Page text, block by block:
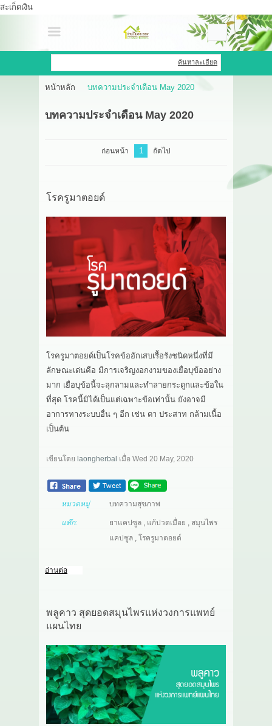
สะเก็ดเงิน
เข้าสู่ระบบ สมัครสมาชิก
สินค้าที่สนใจ( 0 )
หน้าหลัก
HERBBRIGHT WELLNESS
GREEN HOUSE
เกี่ยวกับเรา
ค้นหาละเอียด
หน้าหลัก บทความประจำเดือน May 2020
บทความประจำเดือน May 2020
ก่อนหน้า 1 ถัดไป
โรครูมาตอยด์
โรครูมาตอยด์เป็นโรคข้ออักเสบเรื้อรังชนิดหนึ่งที่มี
ลักษณะเด่นคือ มีการเจริญงอกงามของเยื่อบุข้ออย่าง
มาก เยื่อบุข้อนี้จะลุกลามและทำลายกระดูกและข้อใน
ที่สุด โรคนี้มิได้เป็นแต่เฉพาะข้อเท่านั้น ยังอาจมี
อาการทางระบบอื่น ๆ อีก เช่น ตา ประสาท กล้ามเนื้อ
เป็นต้น
เขียนโดย laongherbal เมื่อ Wed 20 May, 2020
หมวดหมู่ บทความสุขภาพ
แท๊ก: ยาแคปซูล, แก้ปวดเมื่อย , สมุนไพร
แคปซูล, โรครูมาตอยด์
อ่านต่อ
พลูคาว สุดยอดสมุนไพรแห่งวงการแพทย์
แผนไทย